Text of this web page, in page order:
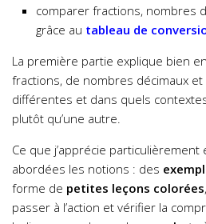
comparer fractions, nombres
grâce au tableau de
La première partie explique bien
fractions, de nombres décimaux
différentes et dans quels
plutôt qu’une autre.
Ce que j’apprécie
abordées les notions : des
forme de petites leçons colorées
passer à l’action et vérifier la